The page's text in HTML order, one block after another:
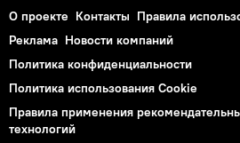
О проекте Контакты Правила
Реклама Новости компаний
Политика конфиденциальности
Политика использования Cookie
Правила применения
технологий